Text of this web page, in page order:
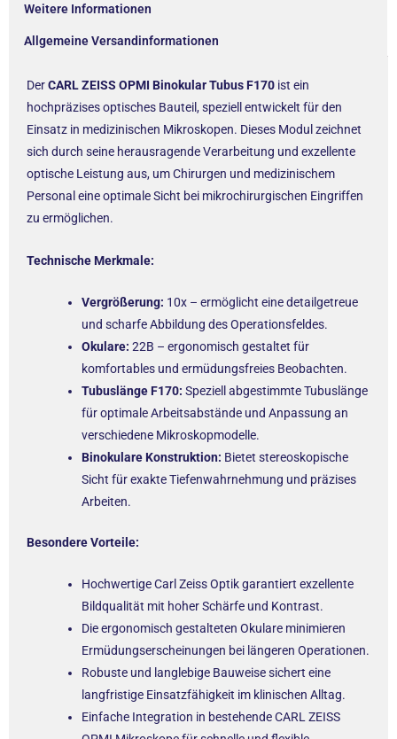
Weitere Informationen
Allgemeine Versandinformationen
DerCARL ZEISS OPMI Binokular Tubus F170 ist ein
hochpräzises optisches Bauteil, speziell entwickelt für den
Einsatz in medizinischen Mikroskopen. Dieses Modul zeichnet
sich durch seine herausragende Verarbeitung und exzellente
optische Leistung aus, um Chirurgen und medizinischem
Personal eine optimale Sicht bei mikrochirurgischen Eingriffen
zu ermöglichen.
Technische Merkmale:
Vergrößerung: 10x – ermöglicht eine detailgetreue
und scharfe Abbildung des Operationsfeldes.
Okulare: 22B – ergonomisch gestaltet für
komfortables und ermüdungsfreies Beobachten.
Tubuslänge F170: Speziell abgestimmte Tubuslänge
für optimale Arbeitsabstände und Anpassung an
verschiedene Mikroskopmodelle.
Binokulare Konstruktion: Bietet stereoskopische
Sicht für exakte Tiefenwahrnehmung und präzises
Arbeiten.
Besondere Vorteile:
Hochwertige Carl Zeiss Optik garantiert exzellente
Bildqualität mit hoher Schärfe und Kontrast.
Die ergonomisch gestalteten Okulare minimieren
Ermüdungserscheinungen bei längeren Operationen.
Robuste und langlebige Bauweise sichert eine
langfristige Einsatzfähigkeit im klinischen Alltag.
Einfache Integration in bestehende CARL ZEISS